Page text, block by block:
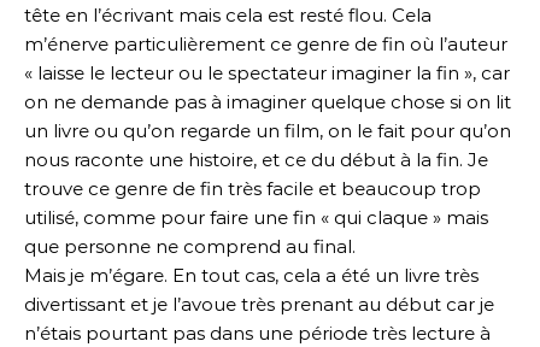
tête en l’écrivant mais cela est resté flou. Cela
m’énerve particulièrement ce genre de fin où l’auteur
« laisse le lecteur ou le spectateur imaginer la fin », car
on ne demande pas à imaginer quelque chose si on lit
un livre ou qu’on regarde un film, on le fait pour qu’on
nous raconte une histoire, et ce du début à la fin. Je
trouve ce genre de fin très facile et beaucoup trop
utilisé, comme pour faire une fin « qui claque » mais
que personne ne comprend au final.
Mais je m’égare. En tout cas, cela a été un livre très
divertissant et je l’avoue très prenant au début car je
n’étais pourtant pas dans une période très lecture à